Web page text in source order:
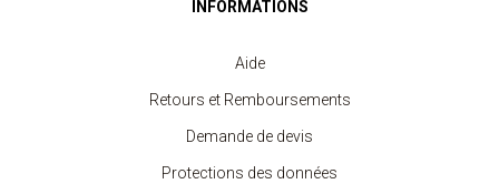
INFORMATIONS
Aide
Retours et Remboursements
Demande de devis
Protections des données